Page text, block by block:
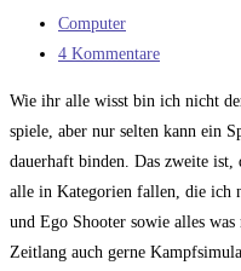
veröffentlicht:
Beitrags-
Kategorie:
Computer
Beitrags-
4 Kommentare
Wie ihr alle wisst bin ich nicht
spiele, aber nur selten kann ein
dauerhaft binden. Das zweite ist,
alle in Kategorien fallen, die ich
und Ego Shooter sowie alles
Zeitlang auch gerne